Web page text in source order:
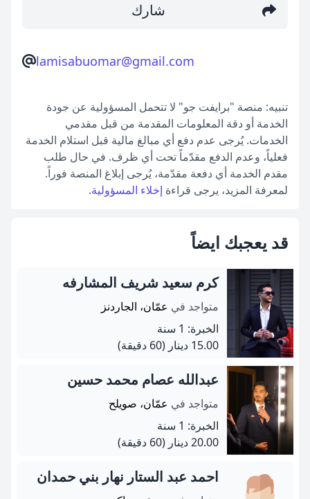
شارك
lamisabuomar@gmail.com
تنبيه: منصة "برايفت جو" لا تتحمل المسؤولية عن جودة
الخدمة أو دقة المعلومات المقدمة من قبل مقدمي
الخدمات. يُرجى عدم دفع أي مبالغ مالية قبل استلام الخدمة
فعلياً، وعدم الدفع مقدّماً تحت أي ظرف. في حال طلب
مقدم الخدمة أي دفعة مقدّمة، يُرجى إبلاغ المنصة فوراً.
لمعرفة المزيد، يرجى قراءة إخلاء المسؤولية.
قد يعجبك ايضاً
كرم سعيد شريف المشارفه
متواجد في عمّان، الجاردنز
الخبرة: 1 سنة
15.00 دينار
(60 دقيقة)
عبدالله عصام محمد حسين
متواجد في عمّان، صويلح
الخبرة: 1 سنة
20.00 دينار
(60 دقيقة)
احمد عبد الستار نهار بني حمدان